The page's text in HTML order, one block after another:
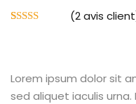
client
(2avis
Lorem ipsum dolor sit
sed aliquet iaculis